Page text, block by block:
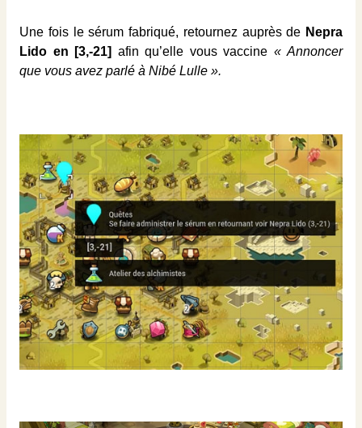
Une fois le sérum fabriqué, retournez auprès de Nepra
Lido en [3,-21] afin qu’elle vous vaccine « Annoncer
que vous avez parlé à Nibé Lulle ».